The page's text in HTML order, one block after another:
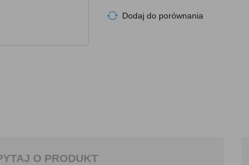
Dodaj do porównania
O PRODUKT